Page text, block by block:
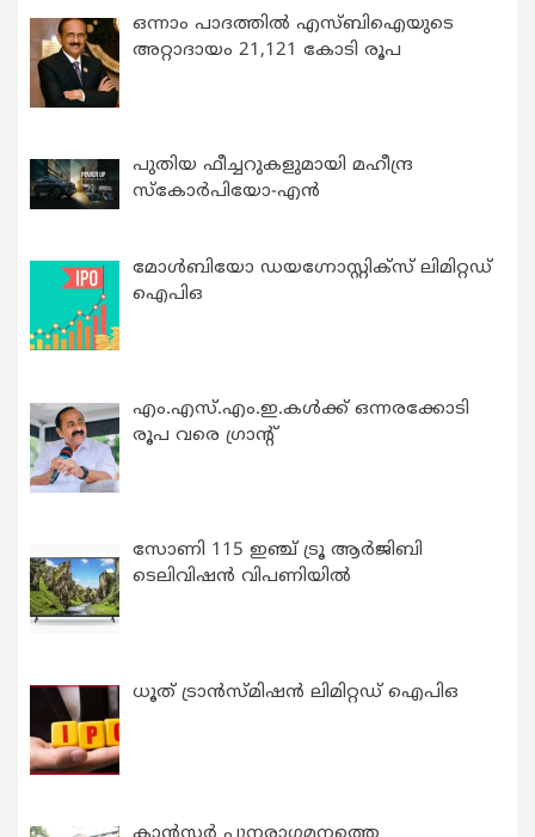
ഒന്നാം പാദത്തിൽ എസ്ബിഐയുടെ
അറ്റാദായം 21,121 കോടി രൂപ
പുതിയ ഫീച്ചറുകളുമായി മഹീന്ദ്ര
സ്കോർപിയോ-എൻ
മോൾബിയോ ഡയഗ്നോസ്റ്റിക്സ് ലിമിറ്റഡ്
ഐപിഒ
എം.എസ്.എം.ഇ.കൾക്ക് ഒന്നരക്കോടി
രൂപ വരെ ഗ്രാന്റ്
സോണി 115 ഇഞ്ച് ട്രൂ ആർജിബി
ടെലിവിഷൻ വിപണിയിൽ
ധൂത് ട്രാൻസ്മിഷൻ ലിമിറ്റഡ് ഐപിഒ